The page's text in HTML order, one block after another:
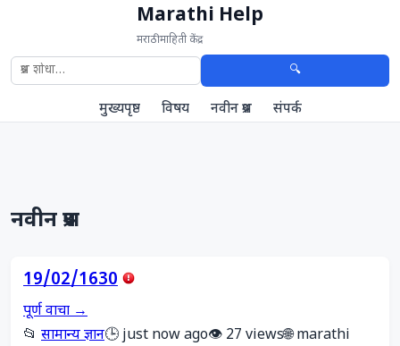
Marathi Help
मराठी माहिती केंद्र
🔍
मुख्यपृष्ठ विषय नवीन प्रश्न संपर्क
नवीन प्रश्न
19/02/1630
पूर्ण वाचा →
📂 सामान्य ज्ञान🕒 just now ago👁️ 27 views🌐 marathi